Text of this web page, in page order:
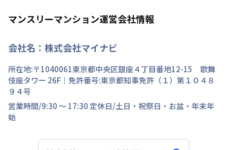
マンスリーマンション運営会社情報
会社名： 株式会社マイナビ
所在地:〒1040061東京都中央区銀座４丁目番地12-15 歌舞
伎座タワー 26F ｜免許番号:東京都知事免許（１）第１０４８
９４号
営業時間/9:30 ～ 17:30 定休日/土日・祝祭日・お盆・年末年
始